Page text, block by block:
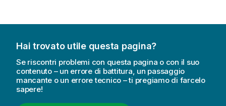
Hai trovato utile questa pagina?
Se riscontri problemi con questa pagina o con il suo
contenuto – un errore di battitura, un passaggio
mancante o un errore tecnico – ti pregiamo di farcelo
sapere!